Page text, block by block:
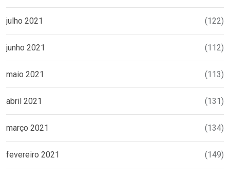
julho 2021 (122)
junho 2021 (112)
maio 2021 (113)
abril 2021 (131)
março 2021 (134)
fevereiro 2021 (149)